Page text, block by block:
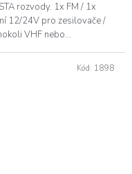
rozvody. 1x FM / 1x
12/24V pro zesilovače /
VHF nebo...
Kód: 1898